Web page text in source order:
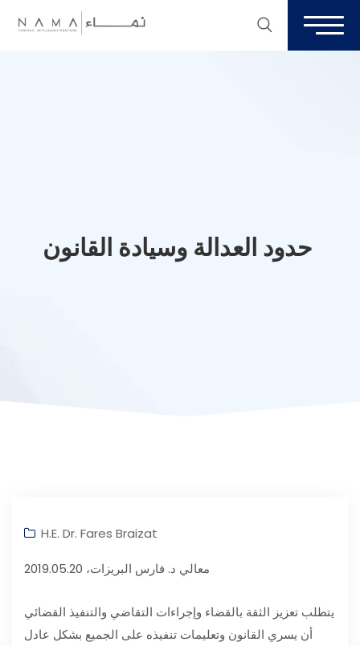
H.E. Dr. Fares Braizat
معالي د. فارس البريزات، 2019.05.20
يتطلب تعزيز الثقة بالقضاء وإجراءات التقاضي والتنفيذ القضائي
أن يسري القانون وتعليمات تنفيذه على الجميع بشكل عادل